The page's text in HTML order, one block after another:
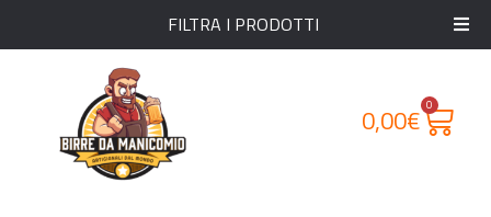
0,00€ 0
FILTRA I PRODOTTI